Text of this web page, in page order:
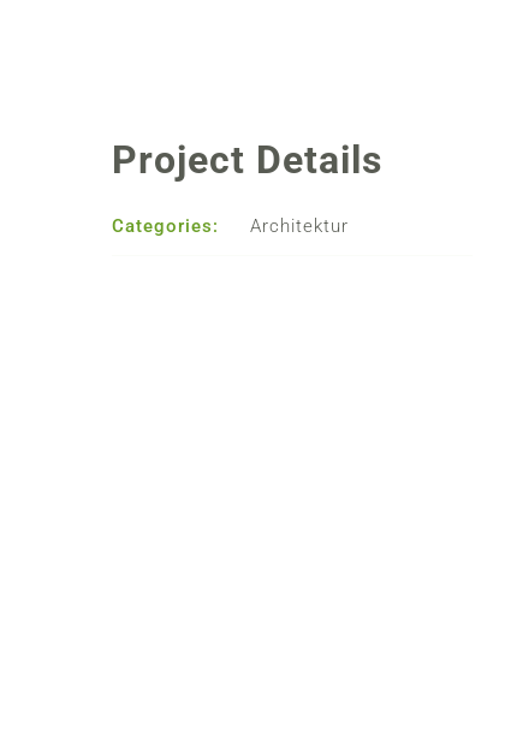
Project Details
Categories: Architektur